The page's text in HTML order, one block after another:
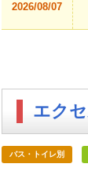
2026/08/07
エク
バス・トイレ別